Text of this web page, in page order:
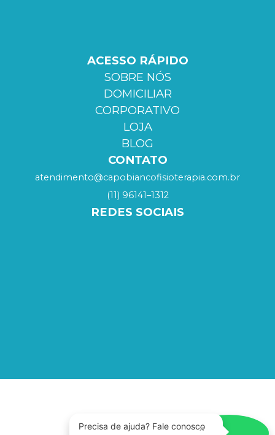
ACESSO RÁPIDO
SOBRE NÓS
DOMICILIAR
CORPORATIVO
LOJA
BLOG
CONTATO
atendimento@capobiancofisioterapia.com.br
(11) 96141–1312
REDES SOCIAIS
Precisa de ajuda? Fale conosco
×